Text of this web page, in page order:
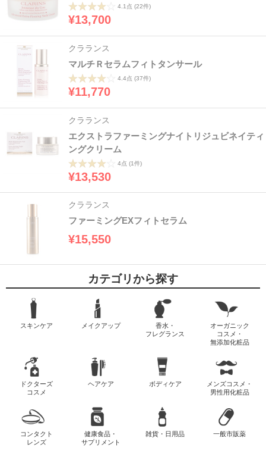
4.1点 (22件)
¥13,700
クラランス
マルチＲセラムフィトタンサール
4.4点 (37件)
¥11,770
クラランス
エクストラファーミングナイトリジュビネイティ
ングクリーム
4点 (1件)
¥13,530
クラランス
ファーミングEXフィトセラム
¥15,550
カテゴリから探す
スキンケア メイクアップ
香水・
フレグランス
オーガニック
コスメ・
無添加化粧品
ドクターズ
コスメ
ヘアケア ボディケア
メンズコスメ・
男性用化粧品
コンタクト
レンズ
健康食品・
サプリメント
雑貨・日用品 一般市販薬